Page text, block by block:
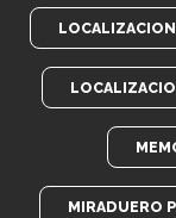
MIRADUERO